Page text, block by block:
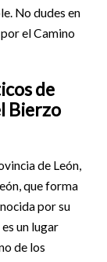
No dudes en
el Camino
de
Bierzo
de León,
que forma
por su
un lugar
de los